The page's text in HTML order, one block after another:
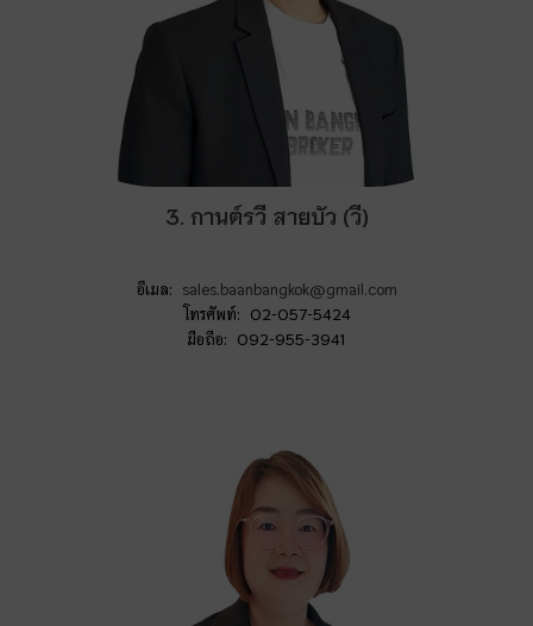
3. กานต์รวี สายบัว (วี)
อีเมล: sales.baanbangkok@gmail.com
โทรศัพท์: 02-057-5424
มือถือ: 092-955-3941